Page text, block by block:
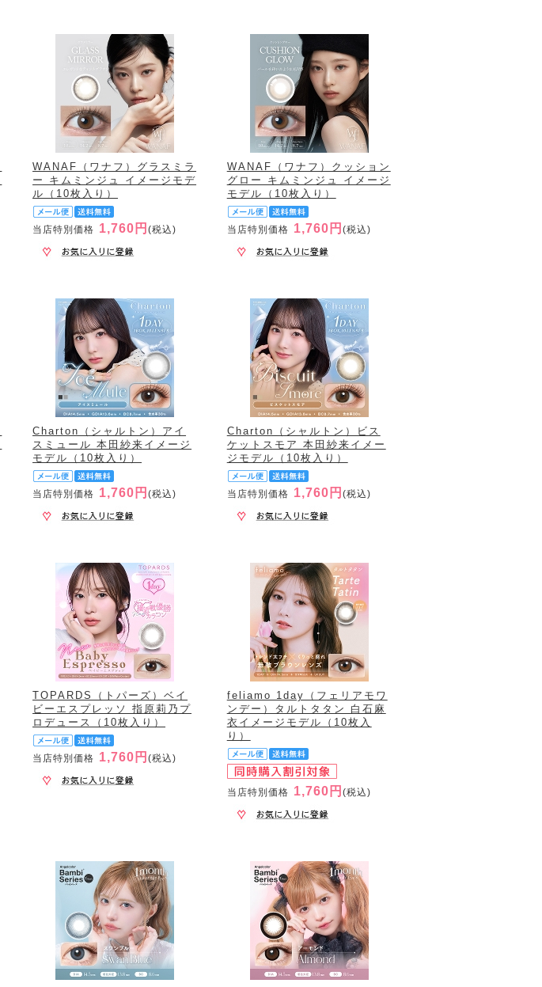
WANAF（ワナフ）グラスミラ
ー キムミンジュ イメージモデ
ル（10枚入り）
当店特別価格 1,760円(税込)
WANAF（ワナフ）クッション
グロー キムミンジュ イメージ
モデル（10枚入り）
当店特別価格 1,760円 (税込)
Charton（シャルトン）アイ
スミュール 本田紗来イメージ
モデル（10枚入り）
当店特別価格 1,760円(税込)
Charton（シャルトン）ビス
ケットスモア 本田紗来イメー
ジモデル（10枚入り）
当店特別価格 1,760円 (税込)
TOPARDS（トパーズ）ベイ
ビーエスプレッソ 指原莉乃プ
ロデュース（10枚入り）
当店特別価格 1,760円(税込)
feliamo 1day（フェリアモワ
ンデー）タルトタタン 白石麻
衣イメージモデル（10枚入
り）
当店特別価格 1,760円 (税込)